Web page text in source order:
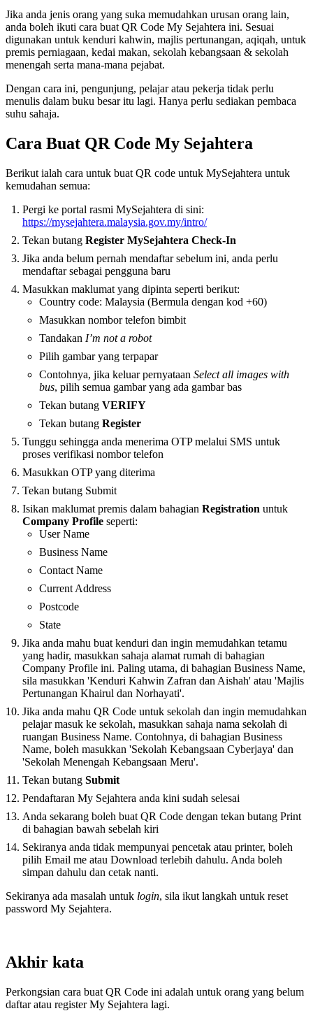
Jika anda jenis orang yang suka memudahkan urusan orang lain,
anda boleh ikuti cara buat QR Code My Sejahtera ini. Sesuai
digunakan untuk kenduri kahwin, majlis pertunangan, aqiqah, untuk
premis perniagaan, kedai makan, sekolah kebangsaan & sekolah
menengah serta mana-mana pejabat.
Dengan cara ini, pengunjung, pelajar atau pekerja tidak perlu
menulis dalam buku besar itu lagi. Hanya perlu sediakan pembaca
suhu sahaja.
Cara Buat QR Code My Sejahtera
Berikut ialah cara untuk buat QR code untuk MySejahtera untuk
kemudahan semua:
Pergi ke portal rasmi MySejahtera di sini:
https://mysejahtera.malaysia.gov.my/intro/
Tekan butang Register MySejahtera Check-In
Jika anda belum pernah mendaftar sebelum ini, anda perlu
mendaftar sebagai pengguna baru
Masukkan maklumat yang dipinta seperti berikut:
Country code: Malaysia (Bermula dengan kod +60)
Masukkan nombor telefon bimbit
Tandakan I’m not a robot
Pilih gambar yang terpapar
Contohnya, jika keluar pernyataan Select all images with
bus, pilih semua gambar yang ada gambar bas
Tekan butang VERIFY
Tekan butang Register
Tunggu sehingga anda menerima OTP melalui SMS untuk
proses verifikasi nombor telefon
Masukkan OTP yang diterima
Tekan butang Submit
Isikan maklumat premis dalam bahagian Registration untuk
Company Profile seperti:
User Name
Business Name
Contact Name
Current Address
Postcode
State
Jika anda mahu buat kenduri dan ingin memudahkan tetamu
yang hadir, masukkan sahaja alamat rumah di bahagian
Company Profile ini. Paling utama, di bahagian Business Name,
sila masukkan 'Kenduri Kahwin Zafran dan Aishah' atau 'Majlis
Pertunangan Khairul dan Norhayati'.
Jika anda mahu QR Code untuk sekolah dan ingin memudahkan
pelajar masuk ke sekolah, masukkan sahaja nama sekolah di
ruangan Business Name. Contohnya, di bahagian Business
Name, boleh masukkan 'Sekolah Kebangsaan Cyberjaya' dan
'Sekolah Menengah Kebangsaan Meru'.
Tekan butang Submit
Pendaftaran My Sejahtera anda kini sudah selesai
Anda sekarang boleh buat QR Code dengan tekan butang Print
di bahagian bawah sebelah kiri
Sekiranya anda tidak mempunyai pencetak atau printer, boleh
pilih Email me atau Download terlebih dahulu. Anda boleh
simpan dahulu dan cetak nanti.
Sekiranya ada masalah untuk login, sila ikut langkah untuk reset
password My Sejahtera.
Akhir kata
Perkongsian cara buat QR Code ini adalah untuk orang yang belum
daftar atau register My Sejahtera lagi.